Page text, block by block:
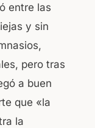
entre las
y sin
pero tras
a buen
que «la
la